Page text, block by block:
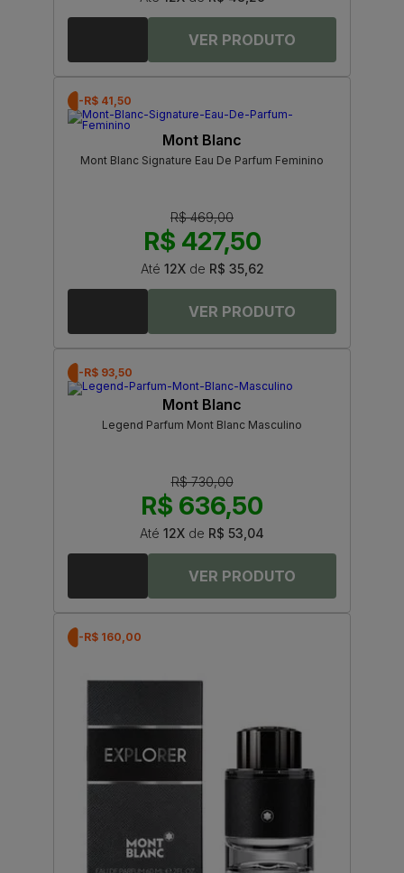
-R$ 41,50
Mont Blanc
Mont Blanc Signature Eau De Parfum Feminino
R$ 469,00
R$ 427,50
Até 12Xde R$ 35,62
-R$ 93,50
Mont Blanc
Legend Parfum Mont Blanc Masculino
R$ 730,00
R$ 636,50
Até 12X de R$ 53,04
-R$ 160,00